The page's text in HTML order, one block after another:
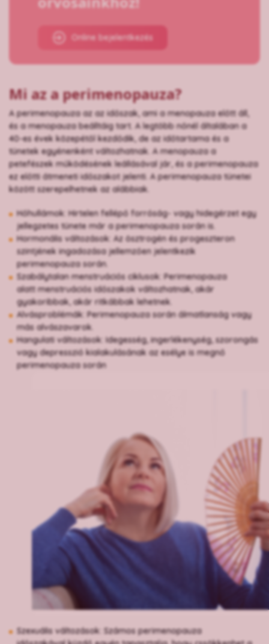
Online bejelentkezés
Mi az a perimenopauza?
A perimenopauza az az időszak, ami a menopauza előtt áll,
és a menopauza beálltáig tart. A legtöbb nőnél általában a
40-es évek közepétől kezdődik, de az időtartama és a
tünetek egyénenként változhatnak. A menopauza a
petefészek működésének leállásával jár, és a perimenopauza
ez előtti átmeneti időszakot jelenti. A perimenopauza tünetei
között szerepelhetnek az alábbiak.
Hőhullámok: Hirtelen fellépő forróság- vagy hidegérzet egy
jellegzetes tünete már a perimenopauza során is.
Hormonális változások: Az ösztrogén és progeszteron
szintjének ingadozása jellemzően jelentkezik
perimenopauza során.
Szabálytalan menstruációs ciklusok: Perimenopauza
alatt menstruációs időszakok változhatnak, akár
gyakoribbak, akár ritkábbak lehetnek.
Alvásproblémák: Perimenopauza során álmatlanság vagy
más alvászavarok.
Hangulati változások: Idegesség, ingerlékenység, szorongás
vagy depresszió kialakulásának az esélye is megnő
perimenopauza során
Szexuális változások: Számos perimenopauza